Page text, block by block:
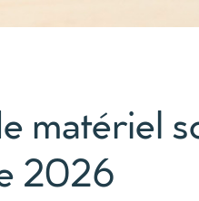
matériel
2026